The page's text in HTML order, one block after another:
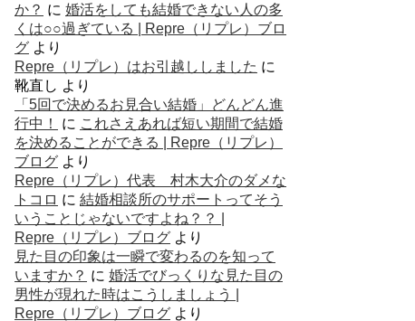
か？ に 婚活をしても結婚できない人の多
くは○○過ぎている | Repre（リプレ）ブロ
グ より
Repre（リプレ）はお引越ししました に
靴直し より
「5回で決めるお見合い結婚」どんどん進
行中！
に これさえあれば短い期間で結婚
を決めることができる | Repre（リプレ）
ブログ より
Repre（リプレ）代表 村木大介のダメな
トコロ に 結婚相談所のサポートってそう
いうことじゃないですよね？？ |
Repre（リプレ）ブログ より
見た目の印象は一瞬で変わるのを知って
いますか？ に 婚活でびっくりな見た目の
男性が現れた時はこうしましょう |
Repre（リプレ）ブログ より